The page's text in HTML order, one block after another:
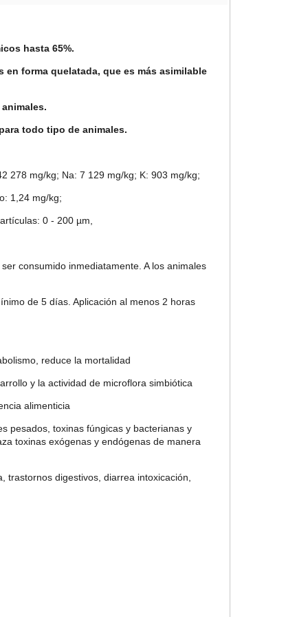
hasta 65%.
forma quelatada, que es más asimilable
todo tipo de animales.
278 mg/kg; Na: 7 129 mg/kg; K: 903 mg/kg;
1,24 mg/kg;
0 - 200 µm,
consumido inmediatamente. A los animales
de 5 días. Aplicación al menos 2 horas
reduce la mortalidad
y la actividad de microflora simbiótica
alimenticia
pesados, toxinas fúngicas y bacterianas y
toxinas exógenas y endógenas de manera
digestivos, diarrea intoxicación,